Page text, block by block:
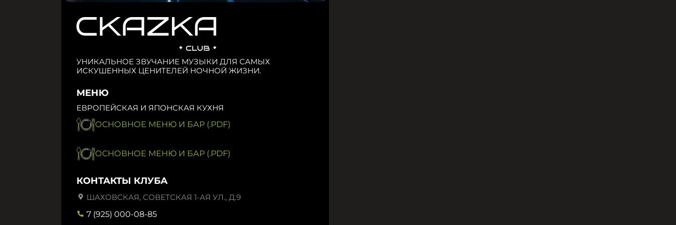
УНИКАЛЬНОЕ ЗВУЧАНИЕ МУЗЫКИ ДЛЯ САМЫХ
ИСКУШЕННЫХ ЦЕНИТЕЛЕЙ НОЧНОЙ ЖИЗНИ.
МЕНЮ
ЕВРОПЕЙСКАЯ И ЯПОНСКАЯ КУХНЯ
ОСНОВНОЕ МЕНЮ И БАР (.PDF)
ОСНОВНОЕ МЕНЮ И БАР (.PDF)
КОНТАКТЫ КЛУБА
ШАХОВСКАЯ, СОВЕТСКАЯ 1-АЯ УЛ., Д.9
7 (925) 000-08-85